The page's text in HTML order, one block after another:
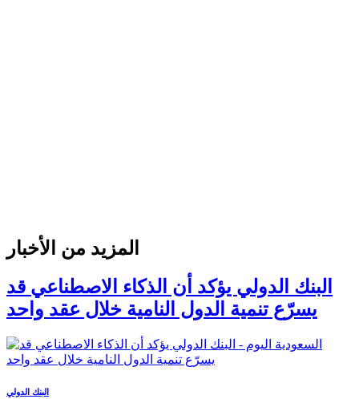
المزيد من الأخبار
البنك الدولي يؤكد أن الذكاء الاصطناعي قد
يسرّع تنمية الدول النامية خلال عقد واحد
البنك الدولي